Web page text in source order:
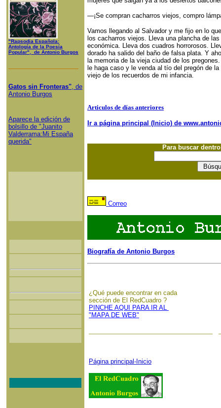
"Rapsodia Española:
Antología de la Poesía
Popular", de Antonio Burgos
Gatos sin Fronteras", de
Antonio Burgos
Aparece la edición de
bolsillo de "Juanito
Valderrama:Mi España
querida"
—¡Se compran cacharros viejos, compro
Vamos llegando al Salvador y me fijo en lo
los cacharros viejos. Lleva una plancha de
económica. Lleva dos cuadros horrorosos.
dorado ha salido del baño de falsa plata. Y
la memoria de la vieja ciudad de los
le haga caso y le venda al tío del pregón de
viejo de los recuerdos de mi infancia.
Articulos de días anteriores
Ir a página principal (Inicio) de
Para buscar
Correo
Biografía de Antonio Burgos
¿Qué puede encontrar en cada
sección de El RedCuadro ?
PINCHE AQUI PARA IR AL
"MAPA DE WEB"
Página principal-Inicio